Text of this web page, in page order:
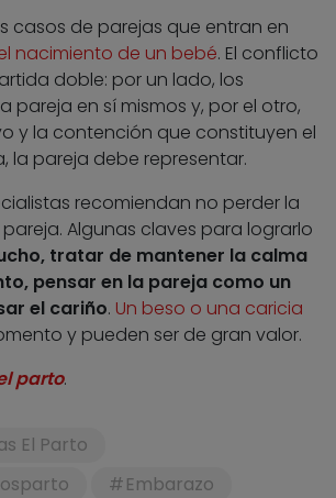
casos de parejas que entran en
nacimiento de un bebé. El conflicto
doble: por un lado, los
pareja en sí mismos y, por el otro,
y la contención que constituyen el
la pareja debe representar.
recomiendan no perder la
Algunas claves para lograrlo
tratar de mantener la calma
pensar en la pareja como un
el cariño. Un beso o una caricia
y pueden ser de gran valor.
parto.
El Parto
Embarazo